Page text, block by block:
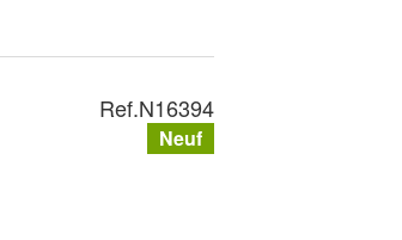
Ref.N16394
Neuf